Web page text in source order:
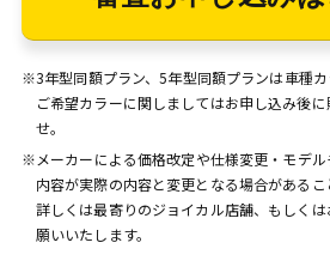
※3年型同額プラン、5年型同額プランは車種カ
ご希望カラーに関しましてはお申し込み後
せ。
※メーカーによる価格改定や仕様変更・モデ
内容が実際の内容と変更となる場合があるこ
詳しくは最寄りのジョイカル店舗、もしく
願いいたします。